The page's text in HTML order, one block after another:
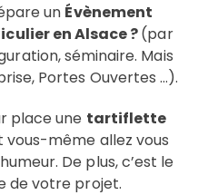
un Évènement
en Alsace ?(par
séminaire. Mais
Portes Ouvertes …).
place une tartiflette
vous-même allez vous
De plus, c’est le
de votre projet.